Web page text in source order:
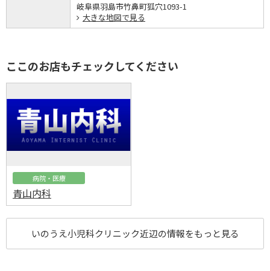
岐阜県羽島市竹鼻町狐穴1093-1
大きな地図で見る
ここのお店もチェックしてください
病院・医療
青山内科
いのうえ小児科クリニック近辺の情報をもっと見る